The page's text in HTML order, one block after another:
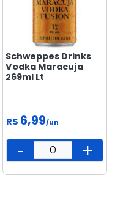
Schweppes Drinks
Vodka Maracuja
269ml Lt
R$ 6,99/un
- +